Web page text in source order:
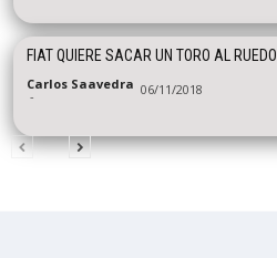
FIAT QUIERE SACAR UN TORO AL RUEDO
Carlos Saavedra
- 06/11/2018